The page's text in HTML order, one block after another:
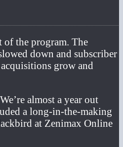
the program. The
down and subscriber
grow and
almost a year out
a long-in-the-making
at Zenimax Online